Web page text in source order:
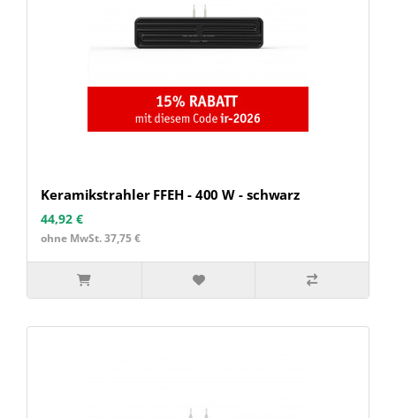
Keramikstrahler FFEH - 400 W - schwarz
44,92 €
ohne MwSt. 37,75 €